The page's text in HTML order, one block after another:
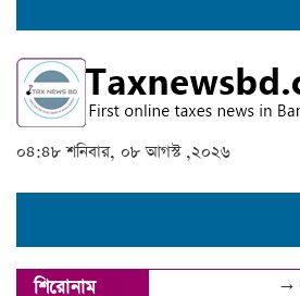
০৪:৪৮ শনিবার, ০৮ আগস্ট ,২০২৬
শিরোনাম →